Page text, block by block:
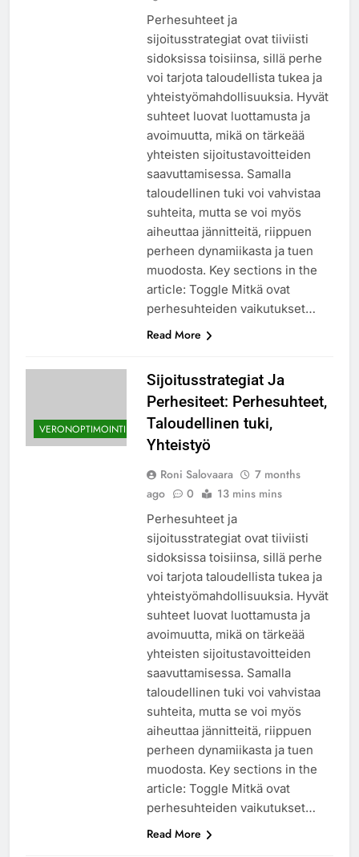
Perhesuhteet ja
sijoitusstrategiat ovat tiiviisti
sidoksissa toisiinsa, sillä perhe
voi tarjota taloudellista tukea ja
yhteistyömahdollisuuksia. Hyvät
suhteet luovat luottamusta ja
avoimuutta, mikä on tärkeää
yhteisten sijoitustavoitteiden
saavuttamisessa. Samalla
taloudellinen tuki voi vahvistaa
suhteita, mutta se voi myös
aiheuttaa jännitteitä, riippuen
perheen dynamiikasta ja tuen
muodosta. Key sections in the
article: Toggle Mitkä ovat
perhesuhteiden vaikutukset…
Read More
VERONOPTIMOINTI
Sijoitusstrategiat Ja
Perhesiteet: Perhesuhteet,
Taloudellinen tuki,
Yhteistyö
Roni Salovaara
7 months
ago
0 13 mins mins
Perhesuhteet ja
sijoitusstrategiat ovat tiiviisti
sidoksissa toisiinsa, sillä perhe
voi tarjota taloudellista tukea ja
yhteistyömahdollisuuksia. Hyvät
suhteet luovat luottamusta ja
avoimuutta, mikä on tärkeää
yhteisten sijoitustavoitteiden
saavuttamisessa. Samalla
taloudellinen tuki voi vahvistaa
suhteita, mutta se voi myös
aiheuttaa jännitteitä, riippuen
perheen dynamiikasta ja tuen
muodosta. Key sections in the
article: Toggle Mitkä ovat
perhesuhteiden vaikutukset…
Read More